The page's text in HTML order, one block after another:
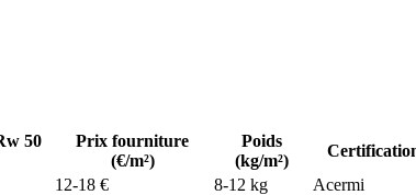
50
Prix fourniture
(€/m²)
Poids
(kg/m²)
12-18 € 8-12 kg Acermi